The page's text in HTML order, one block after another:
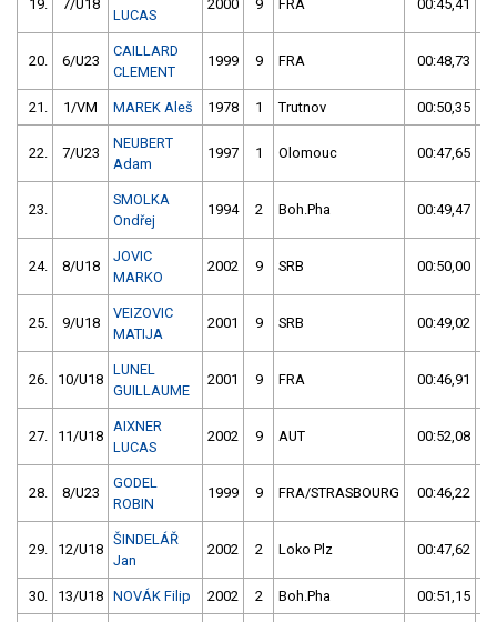
19. 7/U18
LUCAS
2000 9 FRA 00:45,41
20. 6/U23
CAILLARD
CLEMENT
1999 9 FRA 00:48,73
21. 1/VM MAREK Aleš 1978 1 Trutnov 00:50,35
22. 7/U23
NEUBERT
Adam
1997 1 Olomouc 00:47,65
23.
SMOLKA
Ondřej
1994 2 Boh.Pha 00:49,47
24. 8/U18
JOVIC
MARKO
2002 9 SRB 00:50,00
25. 9/U18
VEIZOVIC
MATIJA
2001 9 SRB 00:49,02
26. 10/U18
LUNEL
GUILLAUME
2001 9 FRA 00:46,91
27. 11/U18
AIXNER
LUCAS
2002 9 AUT 00:52,08
28. 8/U23
GODEL
ROBIN
1999 9 FRA/STRASBOURG 00:46,22
29. 12/U18
ŠINDELÁŘ
Jan
2002 2 Loko Plz 00:47,62
30. 13/U18 NOVÁK Filip 2002 2 Boh.Pha 00:51,15